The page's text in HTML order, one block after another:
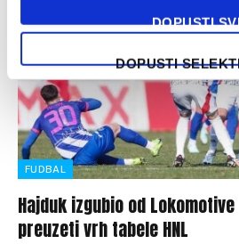
DOPUSTI
DOPUSTI
FUDBAL
Hajduk izgubio od
preuzeti vrh tabele HNL